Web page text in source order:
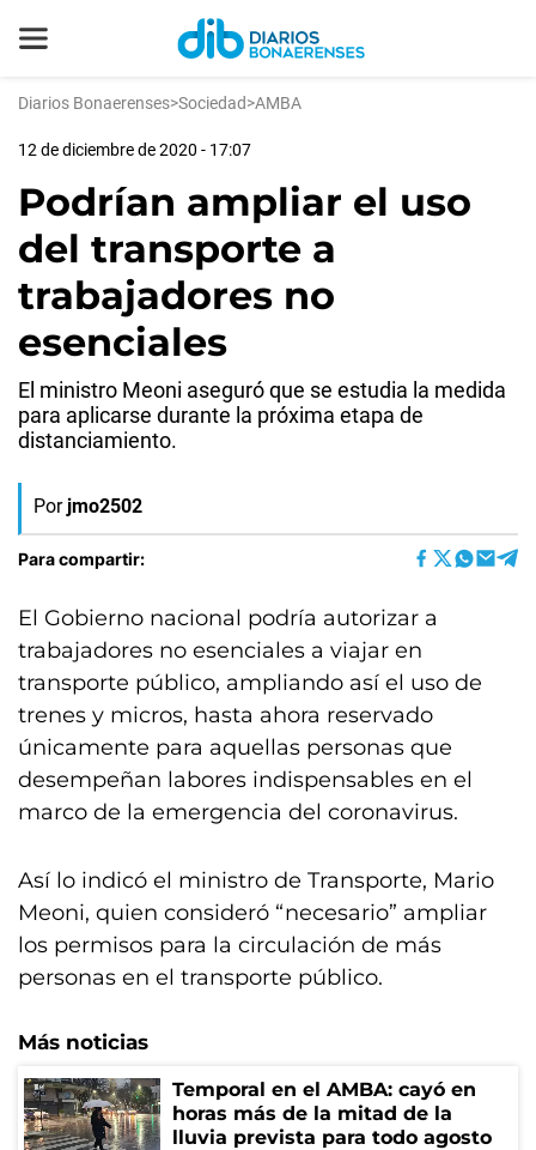
Diarios Bonaerenses>Sociedad>AMBA
12 de diciembre de 2020 - 17:07
Podrían ampliar el uso
del transporte a
trabajadores no
esenciales
El ministro Meoni aseguró que se estudia la medida
para aplicarse durante la próxima etapa de
distanciamiento.
Por jmo2502
Para compartir:
El Gobierno nacional podría autorizar a
trabajadores no esenciales a viajar en
transporte público, ampliando así el uso de
trenes y micros, hasta ahora reservado
únicamente para aquellas personas que
desempeñan labores indispensables en el
marco de la emergencia del coronavirus.
Así lo indicó el ministro de Transporte, Mario
Meoni, quien consideró “necesario” ampliar
los permisos para la circulación de más
personas en el transporte público.
Más noticias
Temporal en el AMBA: cayó en
horas más de la mitad de la
lluvia prevista para todo agosto